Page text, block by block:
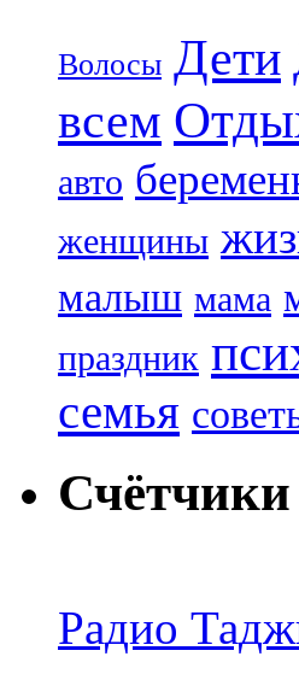
Волосы Дети
всем
авто
женщины
малыш мама
праздник
семья
Счётчики
Радио